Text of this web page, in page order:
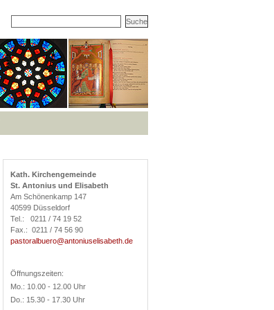
Kath. Kirchengemeinde
St. Antonius und Elisabeth
Am Schönenkamp 147
40599 Düsseldorf
Tel.: 0211 / 74 19 52
Fax.: 0211 / 74 56 90
pastoralbuero@antoniuselisabeth.de
Öffnungszeiten:
Mo.: 10.00 - 12.00 Uhr
Do.: 15.30 - 17.30 Uhr